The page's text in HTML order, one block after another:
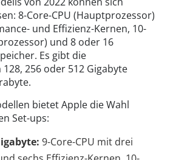
8-Core-CPU (Hauptprozessor)
und Effizienz-Kernen, 10-
und 8 oder 16
Es gibt die
256 oder 512 Gigabyte
bietet Apple die Wahl
Set-ups:
9-Core-CPU mit drei